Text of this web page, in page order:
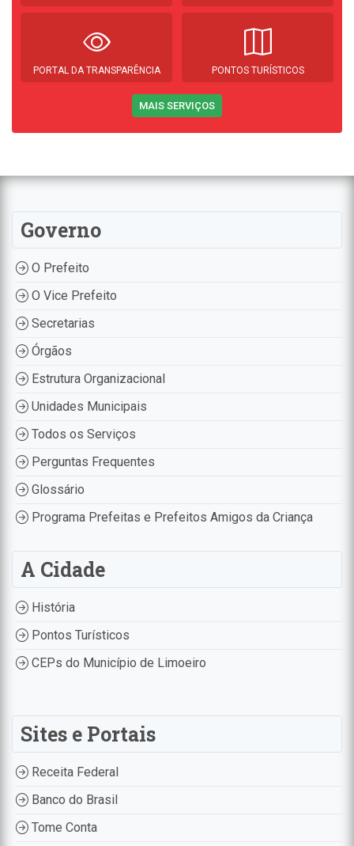
PORTAL DA TRANSPARÊNCIA PONTOS TURÍSTICOS
MAIS SERVIÇOS
Governo
O Prefeito
O Vice Prefeito
Secretarias
Órgãos
Estrutura Organizacional
Unidades Municipais
Todos os Serviços
Perguntas Frequentes
Glossário
Programa Prefeitas e Prefeitos Amigos da Criança
A Cidade
História
Pontos Turísticos
CEPs do Município de Limoeiro
Sites e Portais
Receita Federal
Banco do Brasil
Tome Conta